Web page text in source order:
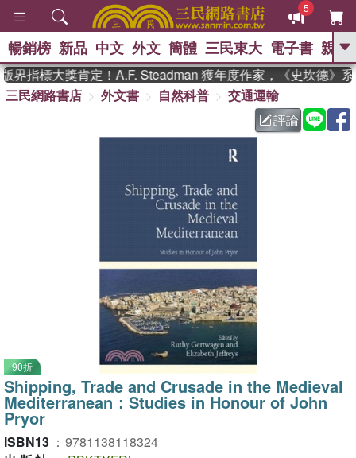
5
GO
熱搜： 東野圭吾 、 高希均教授回憶錄
父親節 、 如果歷
暑期推薦 、 國際布克
、
數學女孩：黎曼猜想
暢銷榜 新品 中文 外文 簡體 三民東大 電子書 親子
指標大獎肯定！A.F. Steadman 獲年度作家，《史坎德》系
三民網路書店
外文書 自然科普
交通運輸
評論
90折
Shipping, Trade and Crusade in the Medieval
Mediterranean：Studies in Honour of John
Pryor
ISBN13 ： 9781138118324